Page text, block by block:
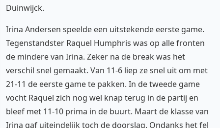
Duinwijck.
Irina Andersen speelde een uitstekende eerste game.
Tegenstandster Raquel Humphris was op alle fronten
de mindere van Irina. Zeker na de break was het
verschil snel gemaakt. Van 11-6 liep ze snel uit om met
21-11 de eerste game te pakken. In de tweede game
vocht Raquel zich nog wel knap terug in de partij en
bleef met 11-10 prima in de buurt. Maart de klasse van
Irina gaf uiteindelijk toch de doorslag. Ondanks het fel